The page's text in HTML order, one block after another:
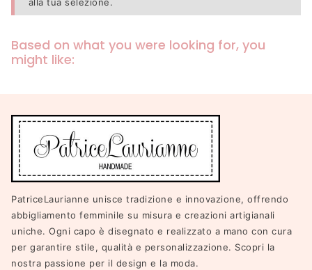
Based on what you were looking for, you
might like:
PatriceLaurianne unisce tradizione e innovazione, offrendo
abbigliamento femminile su misura e creazioni artigianali
uniche. Ogni capo è disegnato e realizzato a mano con cura
per garantire stile, qualità e personalizzazione. Scopri la
nostra passione per il design e la moda.